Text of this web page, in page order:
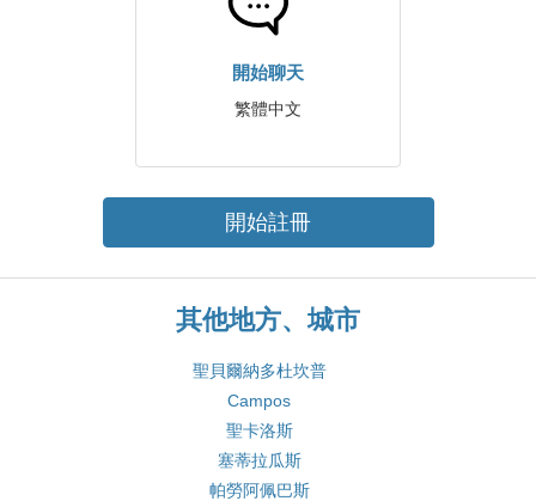
開始聊天
繁體中文
開始註冊
其他地方、城市
聖貝爾納多杜坎普
Campos
聖卡洛斯
塞蒂拉瓜斯
帕勞阿佩巴斯